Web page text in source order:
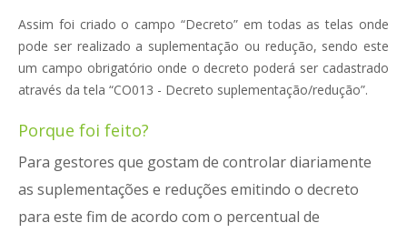
Assim foi criado o campo “Decreto” em todas as telas onde
pode ser realizado a suplementação ou redução, sendo este
um campo obrigatório onde o decreto poderá ser cadastrado
através da tela “CO013 - Decreto suplementação/redução”.
Porque foi feito?
Para gestores que gostam de controlar diariamente
as suplementações e reduções emitindo o decreto
para este fim de acordo com o percentual de